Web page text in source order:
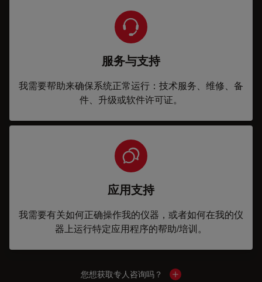
服务与支持
我需要帮助来确保系统正常运行：技术服务、维修、备
件、升级或软件许可证。
应用支持
我需要有关如何正确操作我的仪器，或者如何在我的仪
器上运行特定应用程序的帮助/培训。
您想获取专人咨询吗？ Show local contacts